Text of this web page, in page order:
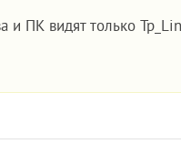
ПК видят только